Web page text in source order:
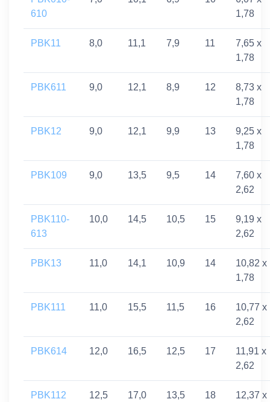
610
1,78
PBK11 8,0 11,1 7,9 11
7,65 x
1,78
PBK611 9,0 12,1 8,9 12
8,73 x
1,78
PBK12 9,0 12,1 9,9 13
9,25 x
1,78
PBK109 9,0 13,5 9,5 14
7,60 x
2,62
PBK110-
613
10,0 14,5 10,5 15
9,19 x
2,62
PBK13 11,0 14,1 10,9 14
10,82 x
1,78
PBK111 11,0 15,5 11,5 16
10,77 x
2,62
PBK614 12,0 16,5 12,5 17
11,91 x
2,62
PBK112 12,5 17,0 13,5 18
12,37 x